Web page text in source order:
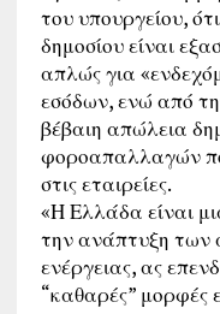
του υπουργείου,
δημοσίου είναι
απλώς για
εσόδων, ενώ από
βέβαιη απώλεια
φοροαπαλλαγών
στις εταιρείες.
«Η Ελλάδα είναι
την ανάπτυξη των
ενέργειας, ας
“καθαρές” μορφές